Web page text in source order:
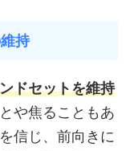
持
ドセットを維持
や焦ることもあ
信じ、前向きに